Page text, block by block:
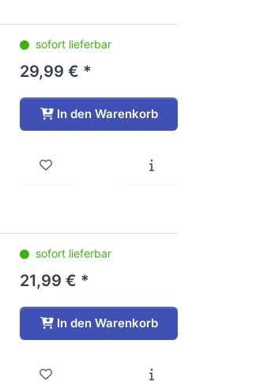
sofort lieferbar
29,99 € *
In den Warenkorb
sofort lieferbar
21,99 € *
In den Warenkorb